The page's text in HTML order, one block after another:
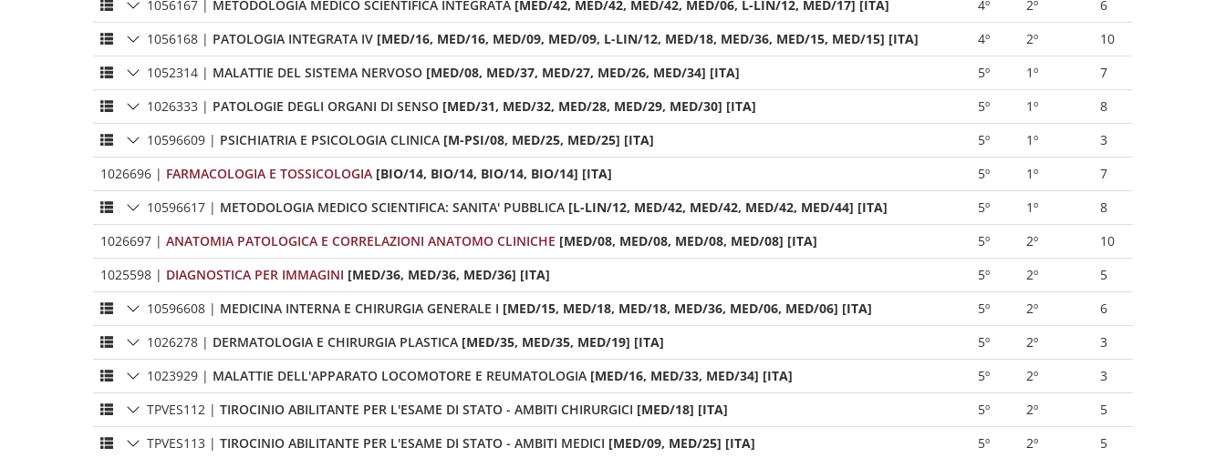
1056167 | METODOLOGIA MEDICO SCIENTIFICA INTEGRATA [MED/42, MED/42, MED/42, MED/06, L-LIN/12, MED/17] [ITA] 4º 2º
6
1056168 | PATOLOGIA INTEGRATA IV [MED/16, MED/16, MED/09, MED/09, L-LIN/12, MED/18, MED/36, MED/15, MED/15] [ITA] 4º 2º
10
1052314 | MALATTIE DEL SISTEMA NERVOSO [MED/08, MED/37, MED/27, MED/26, MED/34] [ITA] 5º 1º
7
1026333 | PATOLOGIE DEGLI ORGANI DI SENSO [MED/31, MED/32, MED/28, MED/29, MED/30] [ITA] 5º 1º
8
10596609 | PSICHIATRIA E PSICOLOGIA CLINICA [M-PSI/08, MED/25, MED/25] [ITA] 5º 1º
3
1026696 | FARMACOLOGIA E TOSSICOLOGIA [BIO/14, BIO/14, BIO/14, BIO/14] [ITA] 5º 1º
7
10596617 | METODOLOGIA MEDICO SCIENTIFICA: SANITA' PUBBLICA [L-LIN/12, MED/42, MED/42, MED/42, MED/44] [ITA] 5º 1º
8
1026697 | ANATOMIA PATOLOGICA E CORRELAZIONI ANATOMO CLINICHE [MED/08, MED/08, MED/08, MED/08] [ITA] 5º 2º
10
1025598 | DIAGNOSTICA PER IMMAGINI [MED/36, MED/36, MED/36] [ITA] 5º 2º
5
10596608 | MEDICINA INTERNA E CHIRURGIA GENERALE I [MED/15, MED/18, MED/18, MED/36, MED/06, MED/06] [ITA] 5º 2º
6
1026278 | DERMATOLOGIA E CHIRURGIA PLASTICA [MED/35, MED/35, MED/19] [ITA] 5º 2º
3
1023929 | MALATTIE DELL'APPARATO LOCOMOTORE E REUMATOLOGIA [MED/16, MED/33, MED/34] [ITA] 5º 2º
3
TPVES112 | TIROCINIO ABILITANTE PER L'ESAME DI STATO - AMBITI CHIRURGICI [MED/18] [ITA] 5º 2º
5
TPVES113 | TIROCINIO ABILITANTE PER L'ESAME DI STATO - AMBITI MEDICI [MED/09, MED/25] [ITA] 5º 2º
5